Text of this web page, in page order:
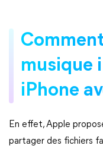
musique
iPhone
En effet, Apple
partager des fichiers